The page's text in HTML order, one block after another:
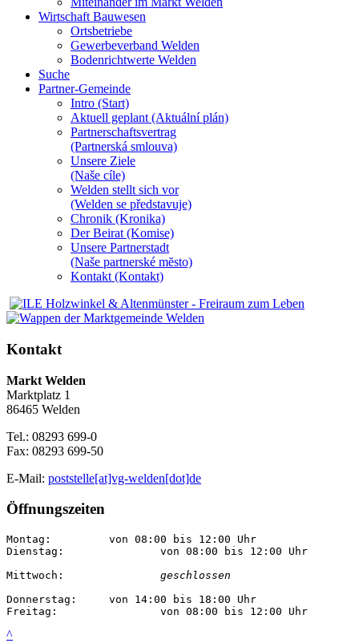
Wirtschaft Bauwesen
Ortsbetriebe
Gewerbeverband Welden
Bodenrichtwerte Welden
Suche
Partner-Gemeinde
Intro (Start)
Aktuell geplant (Aktuální plán)
Partnerschaftsvertrag
(Partnerská smlouva)
Unsere Ziele
(Naše cíle)
Welden stellt sich vor
(Welden se představuje)
Chronik (Kronika)
Der Beirat (Komise)
Unsere Partnerstadt
(Naše partnerské mĕsto)
Kontakt (Kontakt)
Kontakt
Markt Welden
Marktplatz 1
86465 Welden
Tel.: 08293 699-0
Fax: 08293 699-50
E-Mail: poststelle[at]vg-welden[dot]de
Öffnungszeiten
Montag:		von 08:00 bis 12:00 Uhr
Dienstag:		von 08:00 bis 12:00 Uhr
geschlossen
Donnerstag:	von 14:00 bis 18:00 Uhr
Freitag:		von 08:00 bis 12:00 Uhr
^